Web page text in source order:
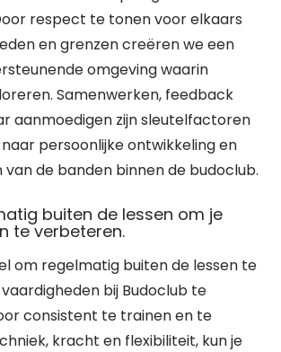
respect te tonen voor elkaars
en grenzen creëren we een
omgeving waarin
Samenwerken, feedback
aanmoedigen zijn sleutelfactoren
persoonlijke ontwikkeling en
de banden binnen de budoclub.
buiten de lessen om je
te verbeteren.
om regelmatig buiten de lessen te
bij Budoclub te
consistent te trainen en te
kracht en flexibiliteit, kun je